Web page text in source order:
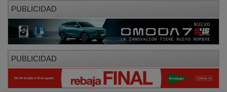
PUBLICIDAD
PUBLICIDAD